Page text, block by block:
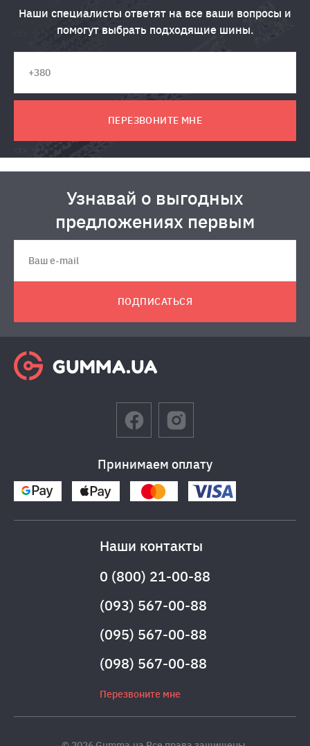
Наши специалисты ответят на все ваши вопросы и
помогут выбрать подходящие шины.
ПЕРЕЗВОНИТЕ МНЕ
Узнавай о выгодных
предложениях первым
ПОДПИСАТЬСЯ
Принимаем оплату
Наши контакты
0 (800) 21-00-88
(093) 567-00-88
(095) 567-00-88
(098) 567-00-88
Перезвоните мне